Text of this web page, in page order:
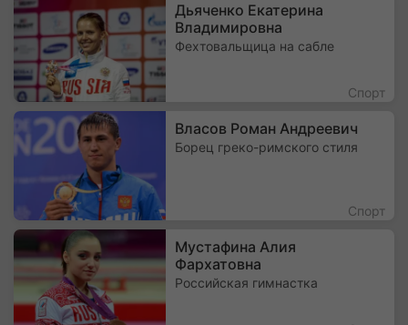
Дьяченко Екатерина
Владимировна
Фехтовальщица на сабле
Спорт
Власов Роман Андреевич
Борец греко-римского стиля
Спорт
Мустафина Алия
Фархатовна
Российская гимнастка